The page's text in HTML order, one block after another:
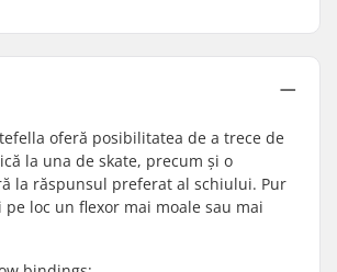
oferă posibilitatea de a trece de
la una de skate, precum și o
la răspunsul preferat al schiului. Pur
loc un flexor mai moale sau mai